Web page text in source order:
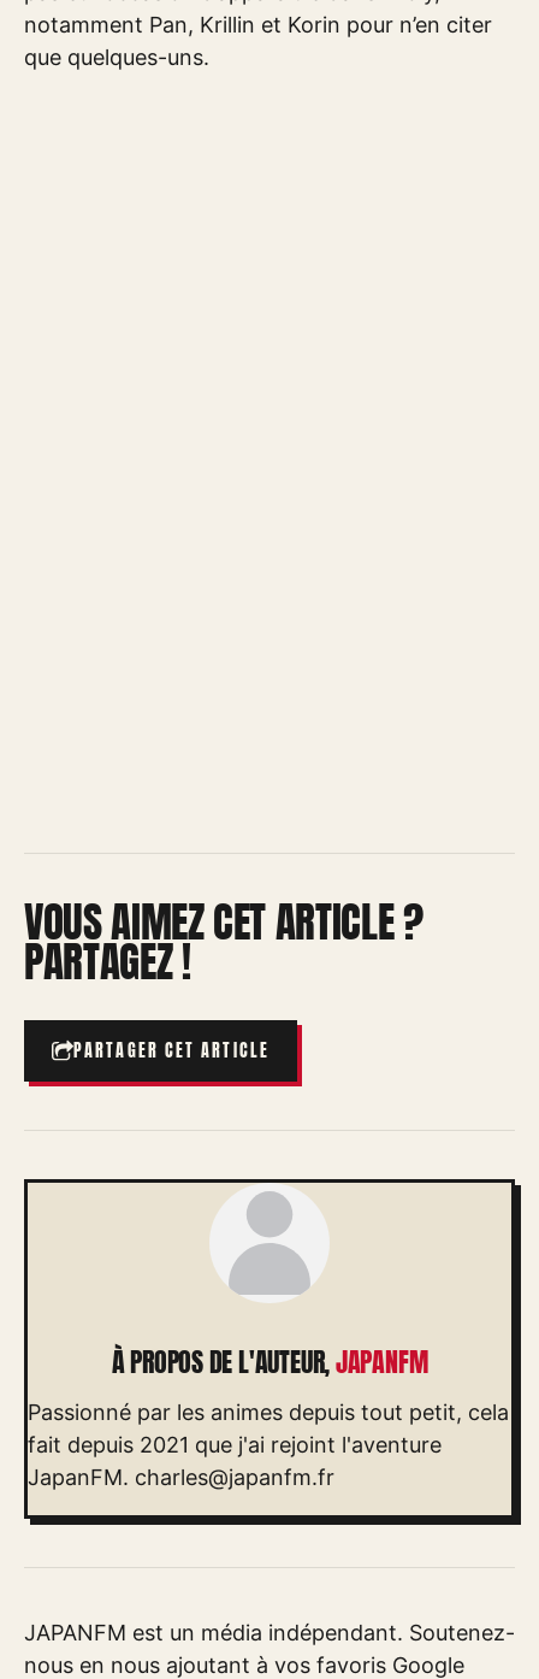
notamment Pan, Krillin et Korin pour n’en citer
que quelques-uns.
VOUS AIMEZ CET ARTICLE ?
PARTAGEZ !
PARTAGER CET ARTICLE
À PROPOS DE L'AUTEUR,JAPANFM
Passionné par les animes depuis tout petit, cela
fait depuis 2021 que j'ai rejoint l'aventure
JapanFM. charles@japanfm.fr
JAPANFM est un média indépendant. Soutenez-
nous en nous ajoutant à vos favoris Google